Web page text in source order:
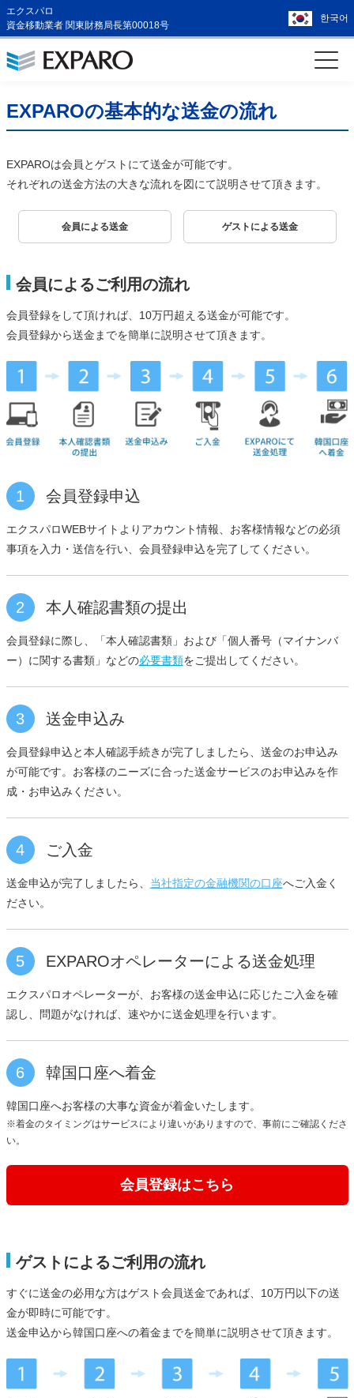
エクスパロ
資金移動業者 関東財務局長第00018号
한국어
EXPAROの基本的な送金の流れ
EXPAROは会員とゲストにて送金が可能です。
それぞれの送金方法の大きな流れを図にて説明させて頂きます。
会員による送金 ゲストによる送金
会員によるご利用の流れ
会員登録をして頂ければ、10万円超える送金が可能です。
会員登録から送金までを簡単に説明させて頂きます。
1 会員登録申込
エクスパロWEBサイトよりアカウント情報、お客様情報などの必須
事項を入力・送信を行い、会員登録申込を完了してください。
2 本人確認書類の提出
会員登録に際し、「本人確認書類」および「個人番号（マイナンバ
ー）に関する書類」などの必要書類をご提出してください。
3 送金申込み
会員登録申込と本人確認手続きが完了しましたら、送金のお申込み
が可能です。お客様のニーズに合った送金サービスのお申込みを作
成・お申込みください。
4 ご入金
送金申込が完了しましたら、 当社指定の金融機関の口座へご入金く
ださい。
5 EXPAROオペレーターによる送金処理
エクスパロオペレーターが、お客様の送金申込に応じたご入金を確
認し、問題がなければ、速やかに送金処理を行います。
6 韓国口座へ着金
韓国口座へお客様の大事な資金が着金いたします。
※着金のタイミングはサービスにより違いがありますので、事前にご確認くださ
い。
会員登録はこちら
ゲストによるご利用の流れ
すぐに送金の必用な方はゲスト会員送金であれば、10万円以下の送
金が即時に可能です。
送金申込から韓国口座への着金までを簡単に説明させて頂きます。